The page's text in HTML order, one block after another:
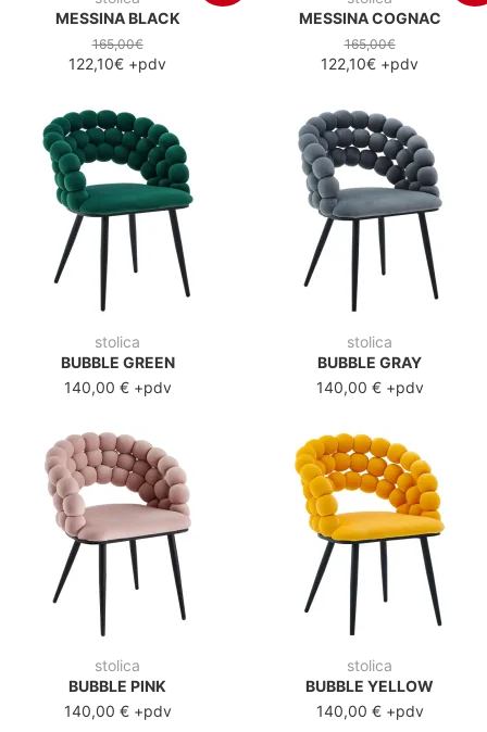
MESSINA BLACK
165,00€
122,10€ +pdv
MESSINA COGNAC
165,00€
122,10€ +pdv
stolica
BUBBLE GREEN
140,00 €+pdv
stolica
BUBBLE GRAY
140,00 €+pdv
stolica
BUBBLE PINK
140,00 €+pdv
stolica
BUBBLE YELLOW
140,00 €+pdv